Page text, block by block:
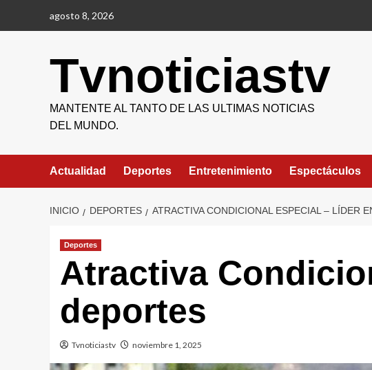
agosto 8, 2026
Tvnoticiastv
MANTENTE AL TANTO DE LAS ULTIMAS NOTICIAS
DEL MUNDO.
Actualidad Deportes Entretenimiento Espectáculos
INICIO DEPORTES ATRACTIVA CONDICIONAL ESPECIAL – LÍDER
Deportes
Atractiva
deportes
Tvnoticiastv noviembre 1, 2025